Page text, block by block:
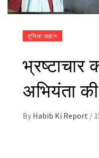
दुनिया जहान
अभियंता
By Habib Ki Report /